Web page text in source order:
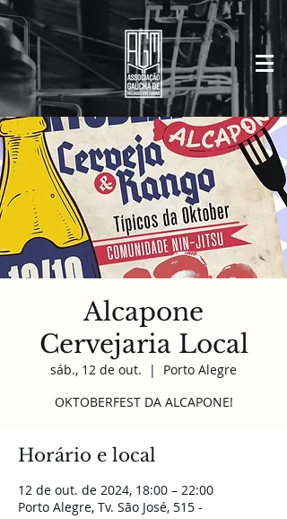
Alcapone
Cervejaria Local
sáb., 12 de out.
  |
Porto Alegre
OKTOBERFEST DA ALCAPONE!
Horário e local
12 de out. de 2024, 18:00 – 22:00
Porto Alegre, Tv. São José, 515 -